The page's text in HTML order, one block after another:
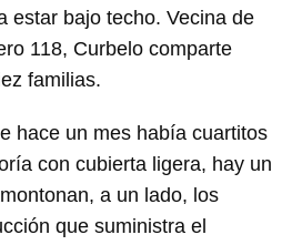
estar bajo techo. Vecina de
118, Curbelo comparte
familias.
hace un mes había cuartitos
con cubierta ligera, hay un
a un lado, los
que suministra el